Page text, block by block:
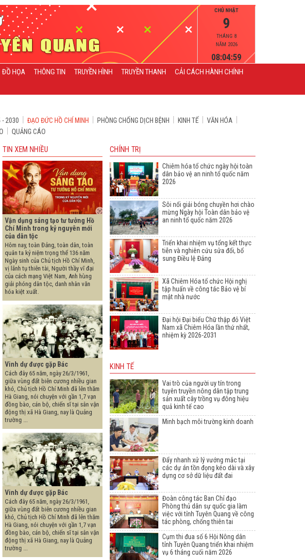
CHỦ NHẬT
9
THÁNG 8
NĂM 2026
08:05:00
ĐỒ HỌA THÔNG TIN TRUYỀN HÌNH TRUYỀN THANH
CẢI CÁCH HÀNH CHÍNH
- 2030 ĐẠO ĐỨC HỒ CHÍ MINH PHÒNG CHỐNG DỊCH BỆNH KINH TẾ
VĂN HÓA
QUẢNG CÁO
TIN XEM NHIỀU
Vận dụng sáng tạo tư tưởng Hồ
Chí Minh trong kỷ nguyên mới
của dân tộc
Hôm nay, toàn Đảng, toàn dân, toàn
quân ta kỷ niệm trọng thể 136 năm
Ngày sinh của Chủ tịch Hồ Chí Minh,
vị lãnh tụ thiên tài, Người thầy vĩ đại
của cách mạng Việt Nam, Anh hùng
giải phóng dân tộc, danh nhân văn
hóa kiệt xuất.
Vinh dự được gặp Bác
Cách đây 65 năm, ngày 26/3/1961,
giữa vùng đất biên cương nhiều gian
khó, Chủ tịch Hồ Chí Minh đã lên thăm
Hà Giang, nói chuyện với gần 1,7 vạn
đồng bào, cán bộ, chiến sĩ tại sân vận
động thị xã Hà Giang, nay là Quảng
trường ...
Vinh dự được gặp Bác
Cách đây 65 năm, ngày 26/3/1961,
giữa vùng đất biên cương nhiều gian
khó, Chủ tịch Hồ Chí Minh đã lên thăm
Hà Giang, nói chuyện với gần 1,7 vạn
đồng bào, cán bộ, chiến sĩ tại sân vận
động thị xã Hà Giang, nay là Quảng
trường ...
CHÍNH TRỊ
Chiêm hóa tổ chức ngày hội toàn
dân bảo vệ an ninh tổ quốc năm
2026
Sôi nổi giải bóng chuyền hơi chào
mừng Ngày hội Toàn dân bảo vệ
an ninh tổ quốc năm 2026
Triển khai nhiệm vụ tổng kết thực
tiễn và nghiên cứu sửa đổi, bổ
sung Điều lệ Đảng
Xã Chiêm Hóa tổ chức Hội nghị
tập huấn về công tác Bảo vệ bí
mật nhà nước
Đại hội Đại biểu Chữ thập đỏ Việt
Nam xã Chiêm Hóa lần thứ nhất,
nhiệm kỳ 2026-2031
KINH TẾ
Vai trò của người uy tín trong
tuyên truyền nông dân tập trung
sản xuất cây trồng vụ đông hiệu
quả kinh tế cao
Minh bạch môi trường kinh doanh
Đẩy nhanh xử lý vướng mắc tại
các dự án tồn đọng kéo dài và xây
dựng cơ sở dữ liệu đất đai
Đoàn công tác Ban Chỉ đạo
Phòng thủ dân sự quốc gia làm
việc với tỉnh Tuyên Quang về công
tác phòng, chống thiên tai
Cụm thi đua số 6 Hội Nông dân
tỉnh Tuyên Quang triển khai nhiệm
vụ 6 tháng cuối năm 2026